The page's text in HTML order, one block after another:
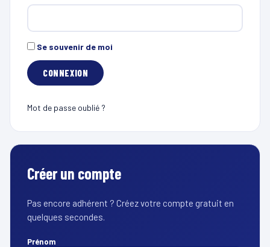
Se souvenir de moi
Mot de passe oublié ?
Créer un compte
Pas encore adhérent ? Créez votre compte gratuit en
quelques secondes.
Prénom